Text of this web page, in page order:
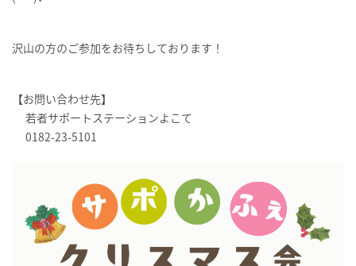
沢山の方のご参加をお待ちしております！
【お問い合わせ先】
若者サポートステーションよこて
0182-23-5101